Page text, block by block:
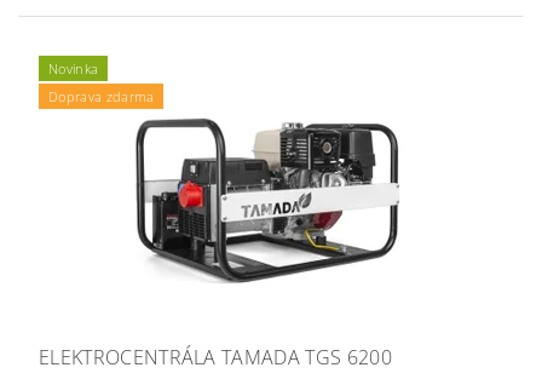
Novinka
Doprava zdarma
ELEKTROCENTRÁLA TAMADA TGS 6200